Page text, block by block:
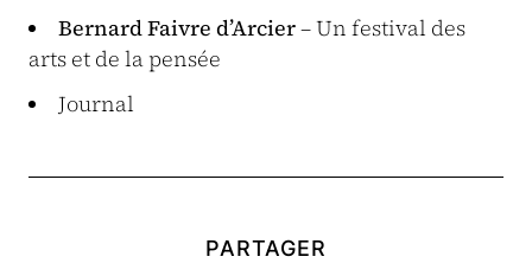
Bernard Faivre d’Arcier– Un festival des
arts et de la pensée
Journal
PARTAGER